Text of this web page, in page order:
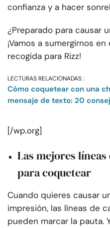
confianza y a hacer
¿Preparado para causar
¡Vamos a sumergirnos
recogida para Rizz!
LECTURAS RELACIONADAS :
Cómo coquetear con una
mensaje de texto: 20
[/wp.org]
Las mejores
para coquetear
Cuando quieres causar
impresión, las líneas de
pueden marcar la pauta.